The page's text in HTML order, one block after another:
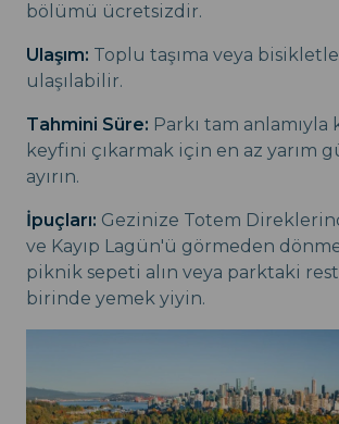
bölümü ücretsizdir.
Ulaşım: Toplu taşıma veya
ulaşılabilir.
Tahmini Süre: Parkı tam
keyfini çıkarmak için en az yarım
ayırın.
İpuçları: Gezinize Totem
ve Kayıp Lagün'ü görmeden
piknik sepeti alın veya parktaki
birinde yemek yiyin.